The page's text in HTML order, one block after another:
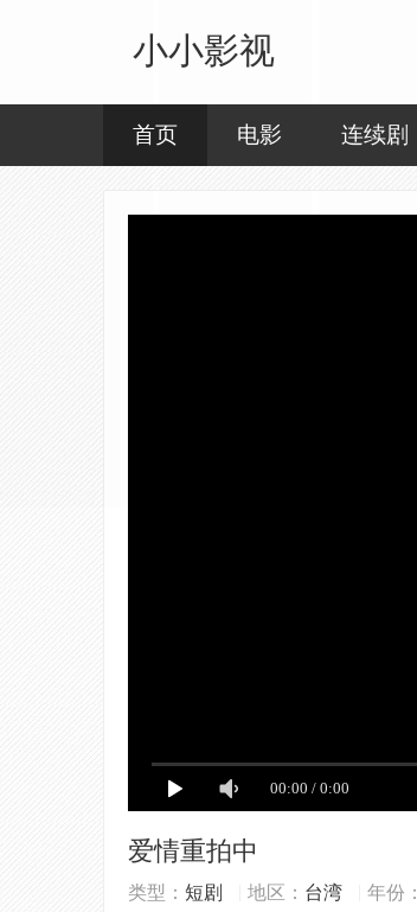
小小影视
首页 电影 连续剧
爱情重拍中
类型： 短剧 地区： 台湾 年份：